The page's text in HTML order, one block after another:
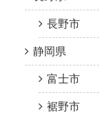
長野市
静岡県
富士市
裾野市